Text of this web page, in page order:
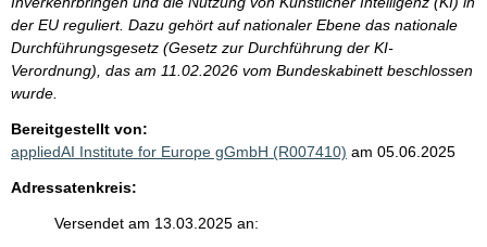
der EU reguliert. Dazu gehört auf nationaler Ebene das nationale
Durchführungsgesetz (Gesetz zur Durchführung der KI-
Verordnung), das am 11.02.2026 vom Bundeskabinett beschlossen
wurde.
Bereitgestellt von:
appliedAI Institute for Europe gGmbH (R007410) am 05.06.2025
Adressatenkreis:
Versendet am 13.03.2025 an: